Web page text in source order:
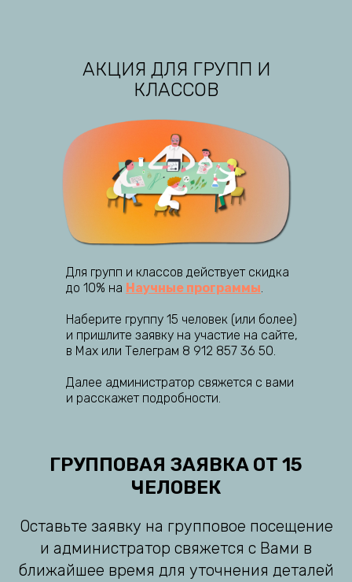
АКЦИЯ ДЛЯ ГРУПП И
КЛАССОВ
Для групп и классов действует скидка
до 10% на Научные программы.
Наберите группу 15 человек (или более)
и пришлите заявку на участие на сайте,
в Мах или Телеграм 8 912 857 36 50.
Далее администратор свяжется с вами
и расскажет подробности.
ГРУППОВАЯ ЗАЯВКА ОТ 15
ЧЕЛОВЕК
Оставьте заявку на групповое посещение
и администратор свяжется с Вами в
ближайшее время для уточнения деталей